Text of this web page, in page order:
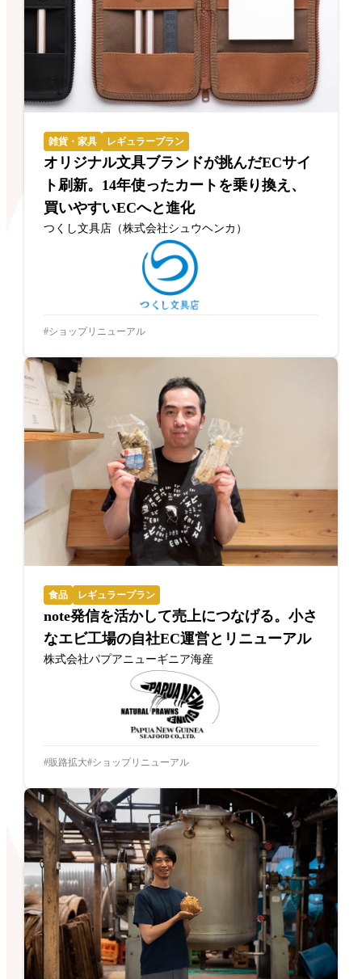
雑貨・家具 レギュラープラン
オリジナル文具ブランドが挑んだECサイ
ト刷新。14年使ったカートを乗り換え、
買いやすいECへと進化
つくし文具店（株式会社シュウヘンカ）
ショップリニューアル
食品 レギュラープラン
note発信を活かして売上につなげる。小さ
なエビ工場の自社EC運営とリニューアル
株式会社パプアニューギニア海産
販路拡大 ショップリニューアル